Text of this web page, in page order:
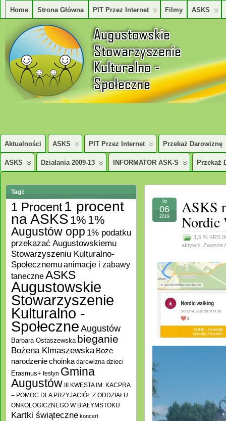
Home Strona Główna PIT Przez Internet Filmy ASKS
AUGUSTOWSKIE STOWARZYSZENE KULTURALNO – SPOŁECZNE
Aktualności ASKS PIT Przez Internet Przekaż Darowiznę
ASKS Działania 2009-13 INFORMATOR ASK-S Przekaż
ASKS
Nordic
1,5 % KRS
aktywni Zawsze
lip
06
2019
Tagi:
1 Procent1 procent
na ASKS 1% 1%
Augustów opp 1% podatku
przekazać Augustowskiemu
Stowarzyszeniu Kulturalno-
Społecznemuanimacje i zabawy
taneczneASKS
Augustowskie
Stowarzyszenie
Kulturalno -
Społeczne Augustów
Barbara Ostaszewska bieganie
Bożena Klmaszewska Boże
narodzeniechoinka darowizna dzieci
Erasmus+ festyn Gmina
Augustów III KWESTA IM. KACPRA
– POMOC DLA PRZYJACIÓŁ Z ODDZIAŁU
ONKOLOGICZNEGO W BIAŁYMSTOKU
Kartki świąteczne koncert